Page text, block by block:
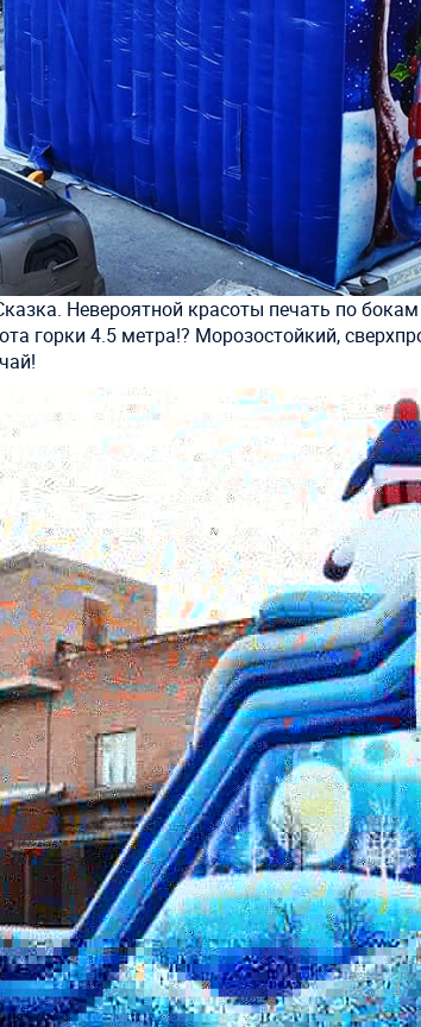
Невероятной красоты печать по
горки 4.5 метра!? Морозостойкий,